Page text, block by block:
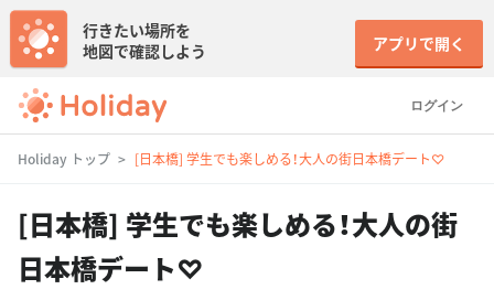
ログイン
行きたい場所を
地図で確認しよう
アプリで開く
Holiday トップ [日本橋] 学生でも楽しめる！大人の街日本橋デート♡
[日本橋] 学生でも楽しめる！大人の街
日本橋デート♡